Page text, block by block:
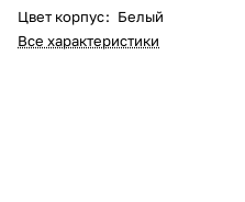
Цвет корпус: Белый
Все характеристики